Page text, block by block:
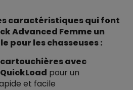
caractéristiques qui font
Advanced Femme un
pour les chasseuses :
avec
pour un
et facile